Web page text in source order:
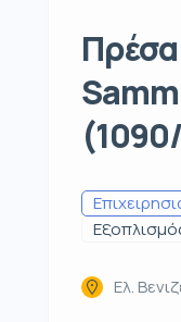
Πρέσα
Ελ.